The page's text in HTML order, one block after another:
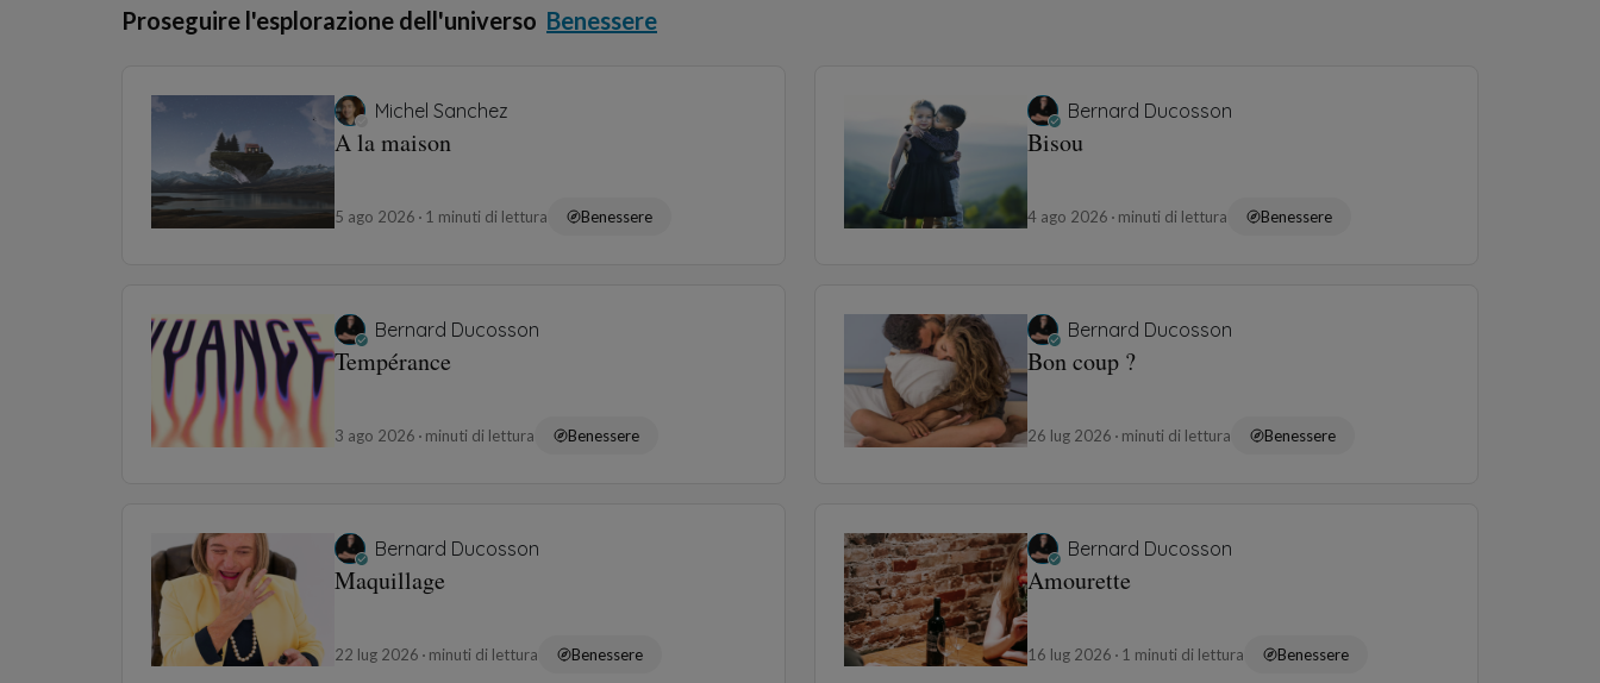
Proseguire l'esplorazione dell'universo Benessere
Michel Sanchez
A la maison
5 ago 2026 1 minuti di lettura Benessere
Bernard Ducosson
Bisou
4 ago 2026 minuti di lettura Benessere
Bernard Ducosson
Tempérance
3 ago 2026 minuti di lettura Benessere
Bernard Ducosson
Bon coup ?
26 lug 2026 minuti di lettura Benessere
Bernard Ducosson
Maquillage
22 lug 2026 minuti di lettura Benessere
Bernard Ducosson
Amourette
16 lug 2026 1 minuti di lettura Benessere